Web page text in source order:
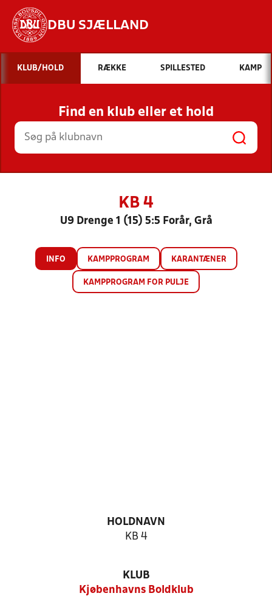
DBU SJÆLLAND
Hvad vil du søge efter?
INDHOLD OG NYHEDER
STILLINGER, RESULTATER, KLUBBER OG
HOLD
KLUB/HOLD RÆKKE SPILLESTED KAMP
Find en klub eller et hold
KB 4
U9 Drenge 1 (15) 5:5 Forår, Grå
INFO KAMPPROGRAM KARANTÆNER
KAMPPROGRAM FOR PULJE
HOLDNAVN
KB 4
KLUB
Kjøbenhavns Boldklub